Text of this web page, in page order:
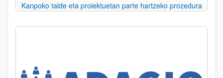
Kanpoko talde eta proiektuetan parte hartzeko prozedura